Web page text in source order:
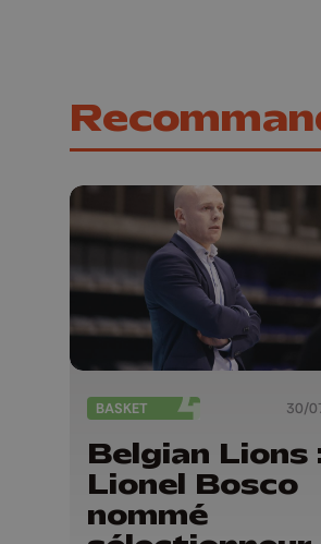
BASKET 30/
Belgian Lions
Lionel Bosco
nommé